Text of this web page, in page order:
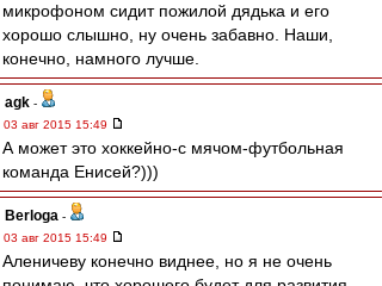
микрофоном сидит пожилой дядька и его
хорошо слышно, ну очень забавно. Наши,
конечно, намного лучше.
agk -
03 авг 2015 15:49
А может это хоккейно-с мячом-футбольная
команда Енисей?)))
Berloga -
03 авг 2015 15:49
Аленичеву конечно виднее, но я не очень